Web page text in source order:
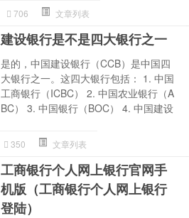
706 文章列表
建设银行是不是四大银行之一
是的，中国建设银行（CCB）是中国四
大银行之一。这四大银行包括： 1. 中国
工商银行（ICBC） 2. 中国农业银行（A
BC） 3. 中国银行（BOC） 4. 中国建设
350 文章列表
工商银行个人网上银行官网手
机版（工商银行个人网上银行
登陆）